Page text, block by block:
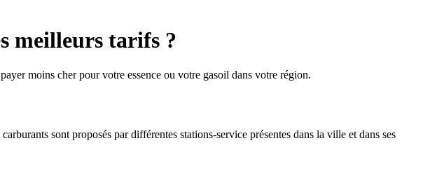
meilleurs tarifs ?
moins cher pour votre essence ou votre gasoil dans votre région.
sont proposés par différentes stations-service présentes dans la ville et dans ses